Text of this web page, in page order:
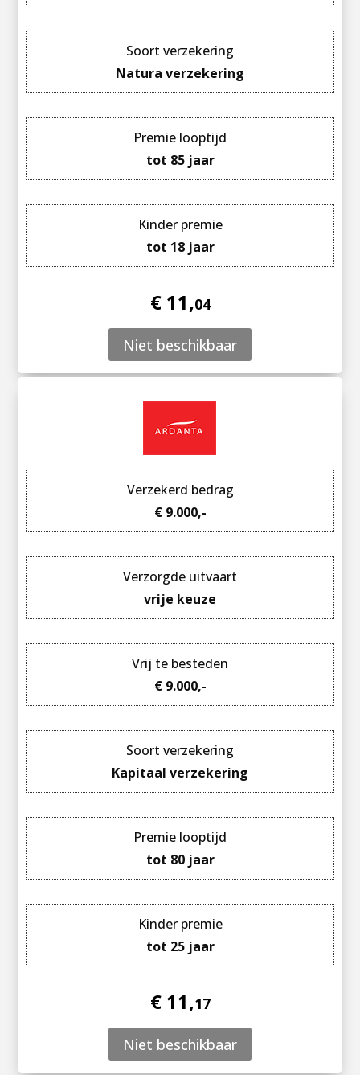
Soort verzekering
Natura verzekering
Premie looptijd
tot 85 jaar
Kinder premie
tot 18 jaar
€ 11,04
Niet beschikbaar
Verzekerd bedrag
€ 9.000,-
Verzorgde uitvaart
vrije keuze
Vrij te besteden
€ 9.000,-
Soort verzekering
Kapitaal verzekering
Premie looptijd
tot 80 jaar
Kinder premie
tot 25 jaar
€ 11,17
Niet beschikbaar